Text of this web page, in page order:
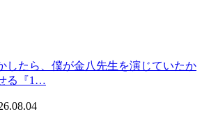
したら、僕が金八先生を演じていたか
る『1…